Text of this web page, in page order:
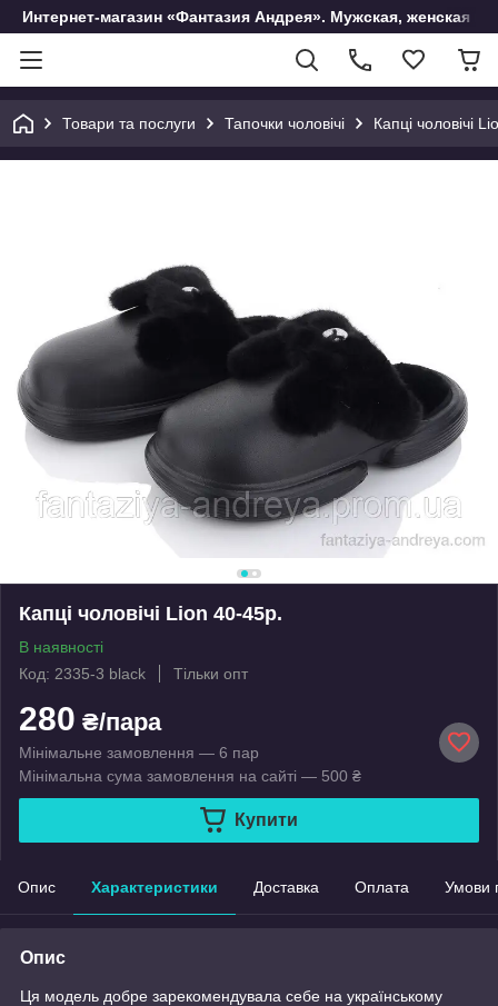
Интернет-магазин «Фантазия Андрея». Мужская, женская и
Товари та послуги Тапочки чоловічі Капці чоловічі
Капці чоловічі Lion 40-45р.
В наявності
Код: 2335-3 black
Тільки опт
280 ₴/пара
Мінімальне замовлення — 6 пар
Мінімальна сума замовлення на сайті — 500 ₴
Купити
Опис Характеристики Доставка Оплата Умови
Опис
Ця модель добре зарекомендувала себе на українському